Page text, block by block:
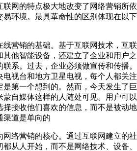
网的特点极大地改变了网络营销所依
易环境。最具革命性的区别体现在以下
营销的基础。基于互联网技术，互联
其他智能设备，还建立了企业和用户之
系。过去，企业必须做宣传和传播。
视台和地方卫星电视，每个人都关注
第一个想到的。然而，今天发生了巨
蒙自媒体这样的人随处可见。用户可以
择接收他们喜欢的信息，而不是被动地
渠道是单向的
络营销的核心。通过互联网建立的社
从人开始，而不是网络技术、设备、